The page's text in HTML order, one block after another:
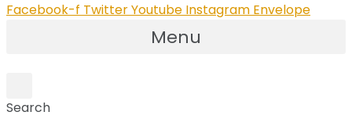
Facebook-f TwitterYoutube Instagram Envelope
Menu
Search